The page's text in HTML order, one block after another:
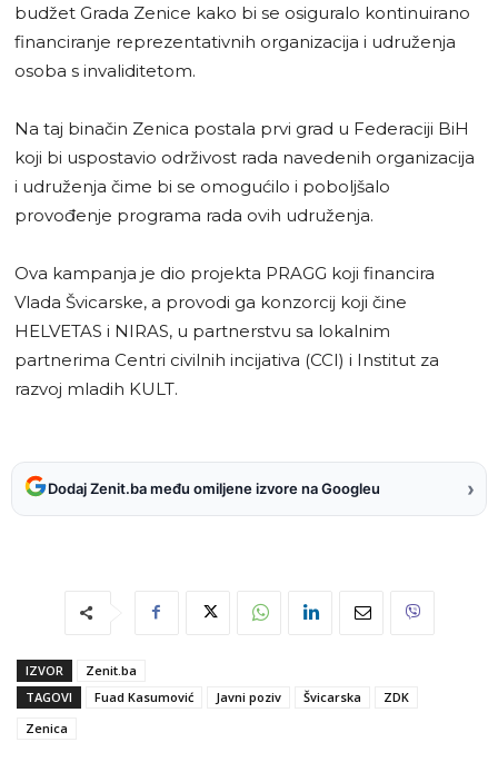
budžet Grada Zenice kako bi se osiguralo kontinuirano
financiranje reprezentativnih organizacija i udruženja
osoba s invaliditetom.
Na taj binačin Zenica postala prvi grad u Federaciji BiH
koji bi uspostavio održivost rada navedenih organizacija
i udruženja čime bi se omogućilo i poboljšalo
provođenje programa rada ovih udruženja.
Ova kampanja je dio projekta PRAGG koji financira
Vlada Švicarske, a provodi ga konzorcij koji čine
HELVETAS i NIRAS, u partnerstvu sa lokalnim
partnerima Centri civilnih incijativa (CCI) i Institut za
razvoj mladih KULT.
Dodaj Zenit.ba među omiljene izvore na Googleu ›
IZVOR
Zenit.ba
TAGOVI
Fuad Kasumović Javni poziv Švicarska
ZDK
Zenica